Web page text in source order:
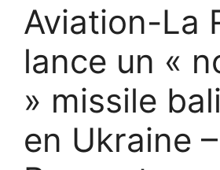
Aviation-La
lance un «
» missile
en Ukraine –